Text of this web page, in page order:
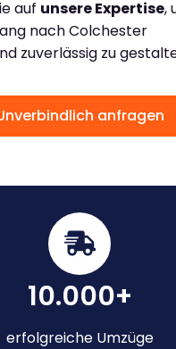
auf unsere Expertise,
nach Colchester
zuverlässig zu
anfragen
10.000+
erfolgreiche Umzüge